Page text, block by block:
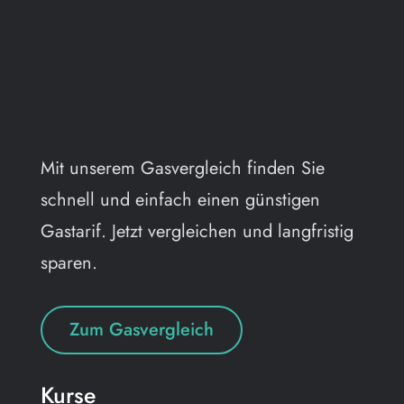
Mit unserem Gasvergleich finden Sie
schnell und einfach einen günstigen
Gastarif. Jetzt vergleichen und langfristig
sparen.
Zum Gasvergleich
Kurse